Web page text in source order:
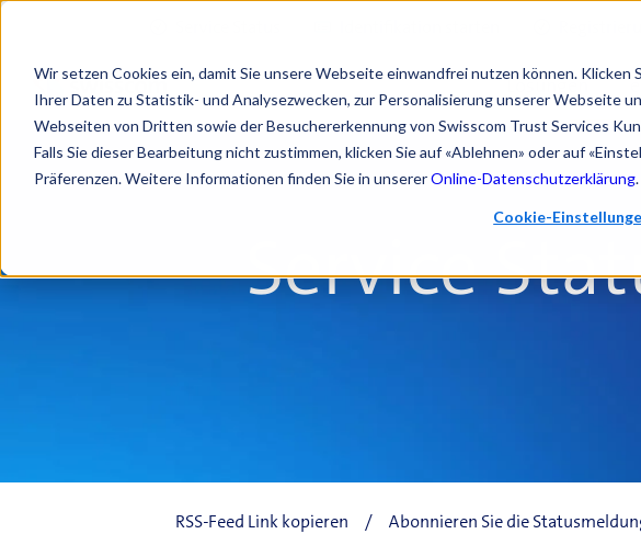
Wir setzen Cookies ein, damit Sie unsere Webseite einwandfrei nutzen können. Klicken
Ihrer Daten zu Statistik- und Analysezwecken, zur Personalisierung unserer Webseite
Webseiten von Dritten sowie der Besuchererkennung von Swisscom Trust Services
Falls Sie dieser Bearbeitung nicht zustimmen, klicken Sie auf «Ablehnen» oder auf
Präferenzen. Weitere Informationen finden Sie in unsererOnline-Datenschutzerklärung.
Cookie-
Lösungen
Neuste Blogbeiträge
Service
RSS-Feed Link kopieren / Abonnieren Sie die